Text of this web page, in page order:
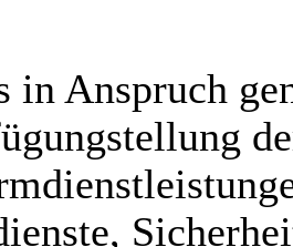
in Anspruch